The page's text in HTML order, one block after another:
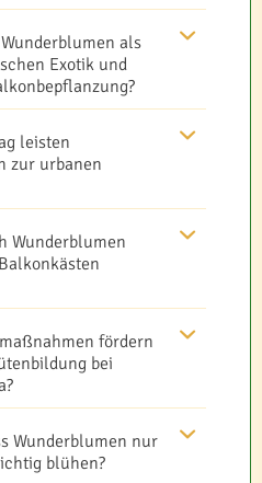
als
Exotik und
leisten
zur urbanen
Wunderblumen
fördern
bei
Wunderblumen nur
blühen?